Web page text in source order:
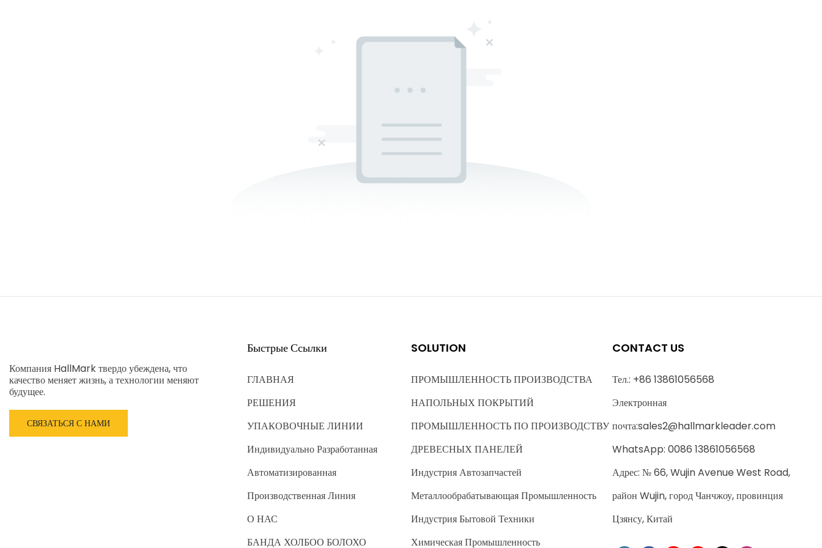
Компания HallMark твердо убеждена, что
качество меняет жизнь, а технологии меняют
будущее.
СВЯЗАТЬСЯ С НАМИ
Быстрые Ссылки
ГЛАВНАЯ
РЕШЕНИЯ
УПАКОВОЧНЫЕ ЛИНИИ
Индивидуально Разработанная
Автоматизированная
Производственная Линия
О НАС
БАНДА ХОЛБОО БОЛОХО
SOLUTION
ПРОМЫШЛЕННОСТЬ ПРОИЗВОДСТВА
НАПОЛЬНЫХ ПОКРЫТИЙ
ПРОМЫШЛЕННОСТЬ ПО ПРОИЗВОДСТВУ
ДРЕВЕСНЫХ ПАНЕЛЕЙ
Индустрия Автозапчастей
Металлообрабатывающая Промышленность
Индустрия Бытовой Техники
Химическая Промышленность
CONTACT US
Тел.: +86 13861056568
Электронная
почта:sales2@hallmarkleader.com
WhatsApp: 0086 13861056568
Адрес: № 66, Wujin Avenue West Road,
район Wujin, город Чанчжоу, провинция
Цзянсу, Китай